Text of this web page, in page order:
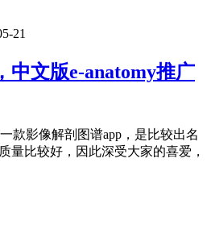
21
中文版e-anatomy推广
款影像解剖图谱app，是比较出名
量比较好，因此深受大家的喜爱，